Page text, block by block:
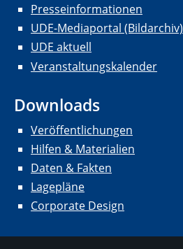
Presseinformationen
UDE-Mediaportal (Bildarchiv)
UDE aktuell
Veranstaltungskalender
Downloads
Veröffentlichungen
Hilfen & Materialien
Daten & Fakten
Lagepläne
Corporate Design